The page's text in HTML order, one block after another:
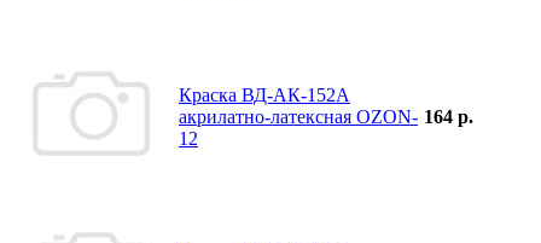
Краска ВД-АК-152А
акрилатно-латексная OZON-
12
164 р.